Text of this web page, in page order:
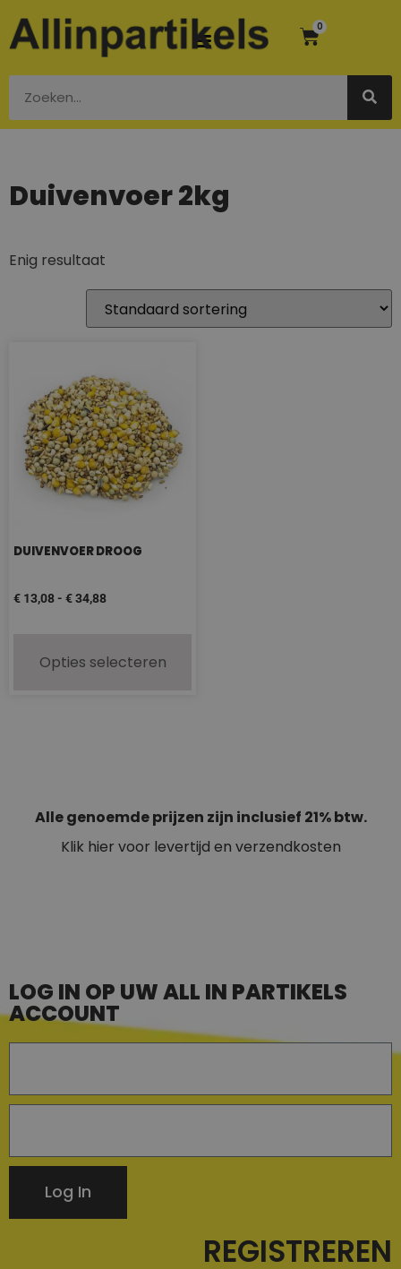
0
Duivenvoer 2kg
Enig resultaat
DUIVENVOER DROOG
€ 13,08- €34,88
Opties selecteren
Alle genoemde prijzen zijn inclusief 21% btw.
Klik hier voor levertijd en verzendkosten
LOG IN OP UW ALL IN PARTIKELS
ACCOUNT
Log In
REGISTREREN